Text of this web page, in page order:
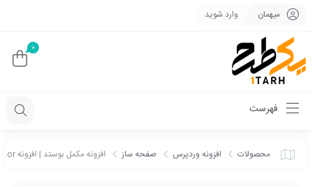
میهمان وارد شوید
0
فهرست
محصولات افزونه وردپرس صفحه ساز افزونه مکمل بوستد | افزونه Boosted Elements for Elementor